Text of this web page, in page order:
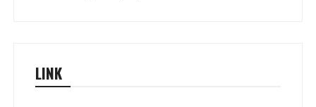
LINK